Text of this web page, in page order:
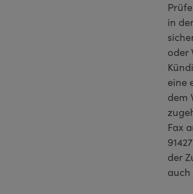
in
oder
eine
dem
Fax
der